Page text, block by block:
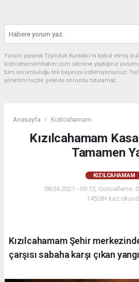
Yorum yazarak Topluluk Kuralları’nı kabul etmiş
kizilcahamamhaber.com sitesine yaptığınız
tüm sorumluluğu tek başınıza üstleniyorsunuz.
yönetimi hiçbir şekilde sorumlu tutulamaz.
Anasayfa Kızılcahamam
Kızılcahamam
Tamamen
KIZILCAHAMAM
08.04.2021 - 09:12, Güncelleme:
14508+ kez
Kızılcahamam Şehir
çarşısı sabaha karşı çıkan